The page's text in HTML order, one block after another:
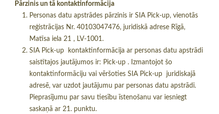
Pārzinis un tā kontaktinformācija
Personas datu apstrādes pārzinis ir SIA Pick-up, vienotās
reģistrācijas Nr. 40103047476, juridiskā adrese Rīgā,
Matīsa iela 21 , LV-1001.
SIA Pick-up kontaktinformācija ar personas datu apstrādi
saistītajos jautājumos ir: Pick-up . Izmantojot šo
kontaktinformāciju vai vēršoties SIA Pick-up juridiskajā
adresē, var uzdot jautājumu par personas datu apstrādi.
Pieprasījumu par savu tiesību īstenošanu var iesniegt
saskaņā ar 21. punktu.